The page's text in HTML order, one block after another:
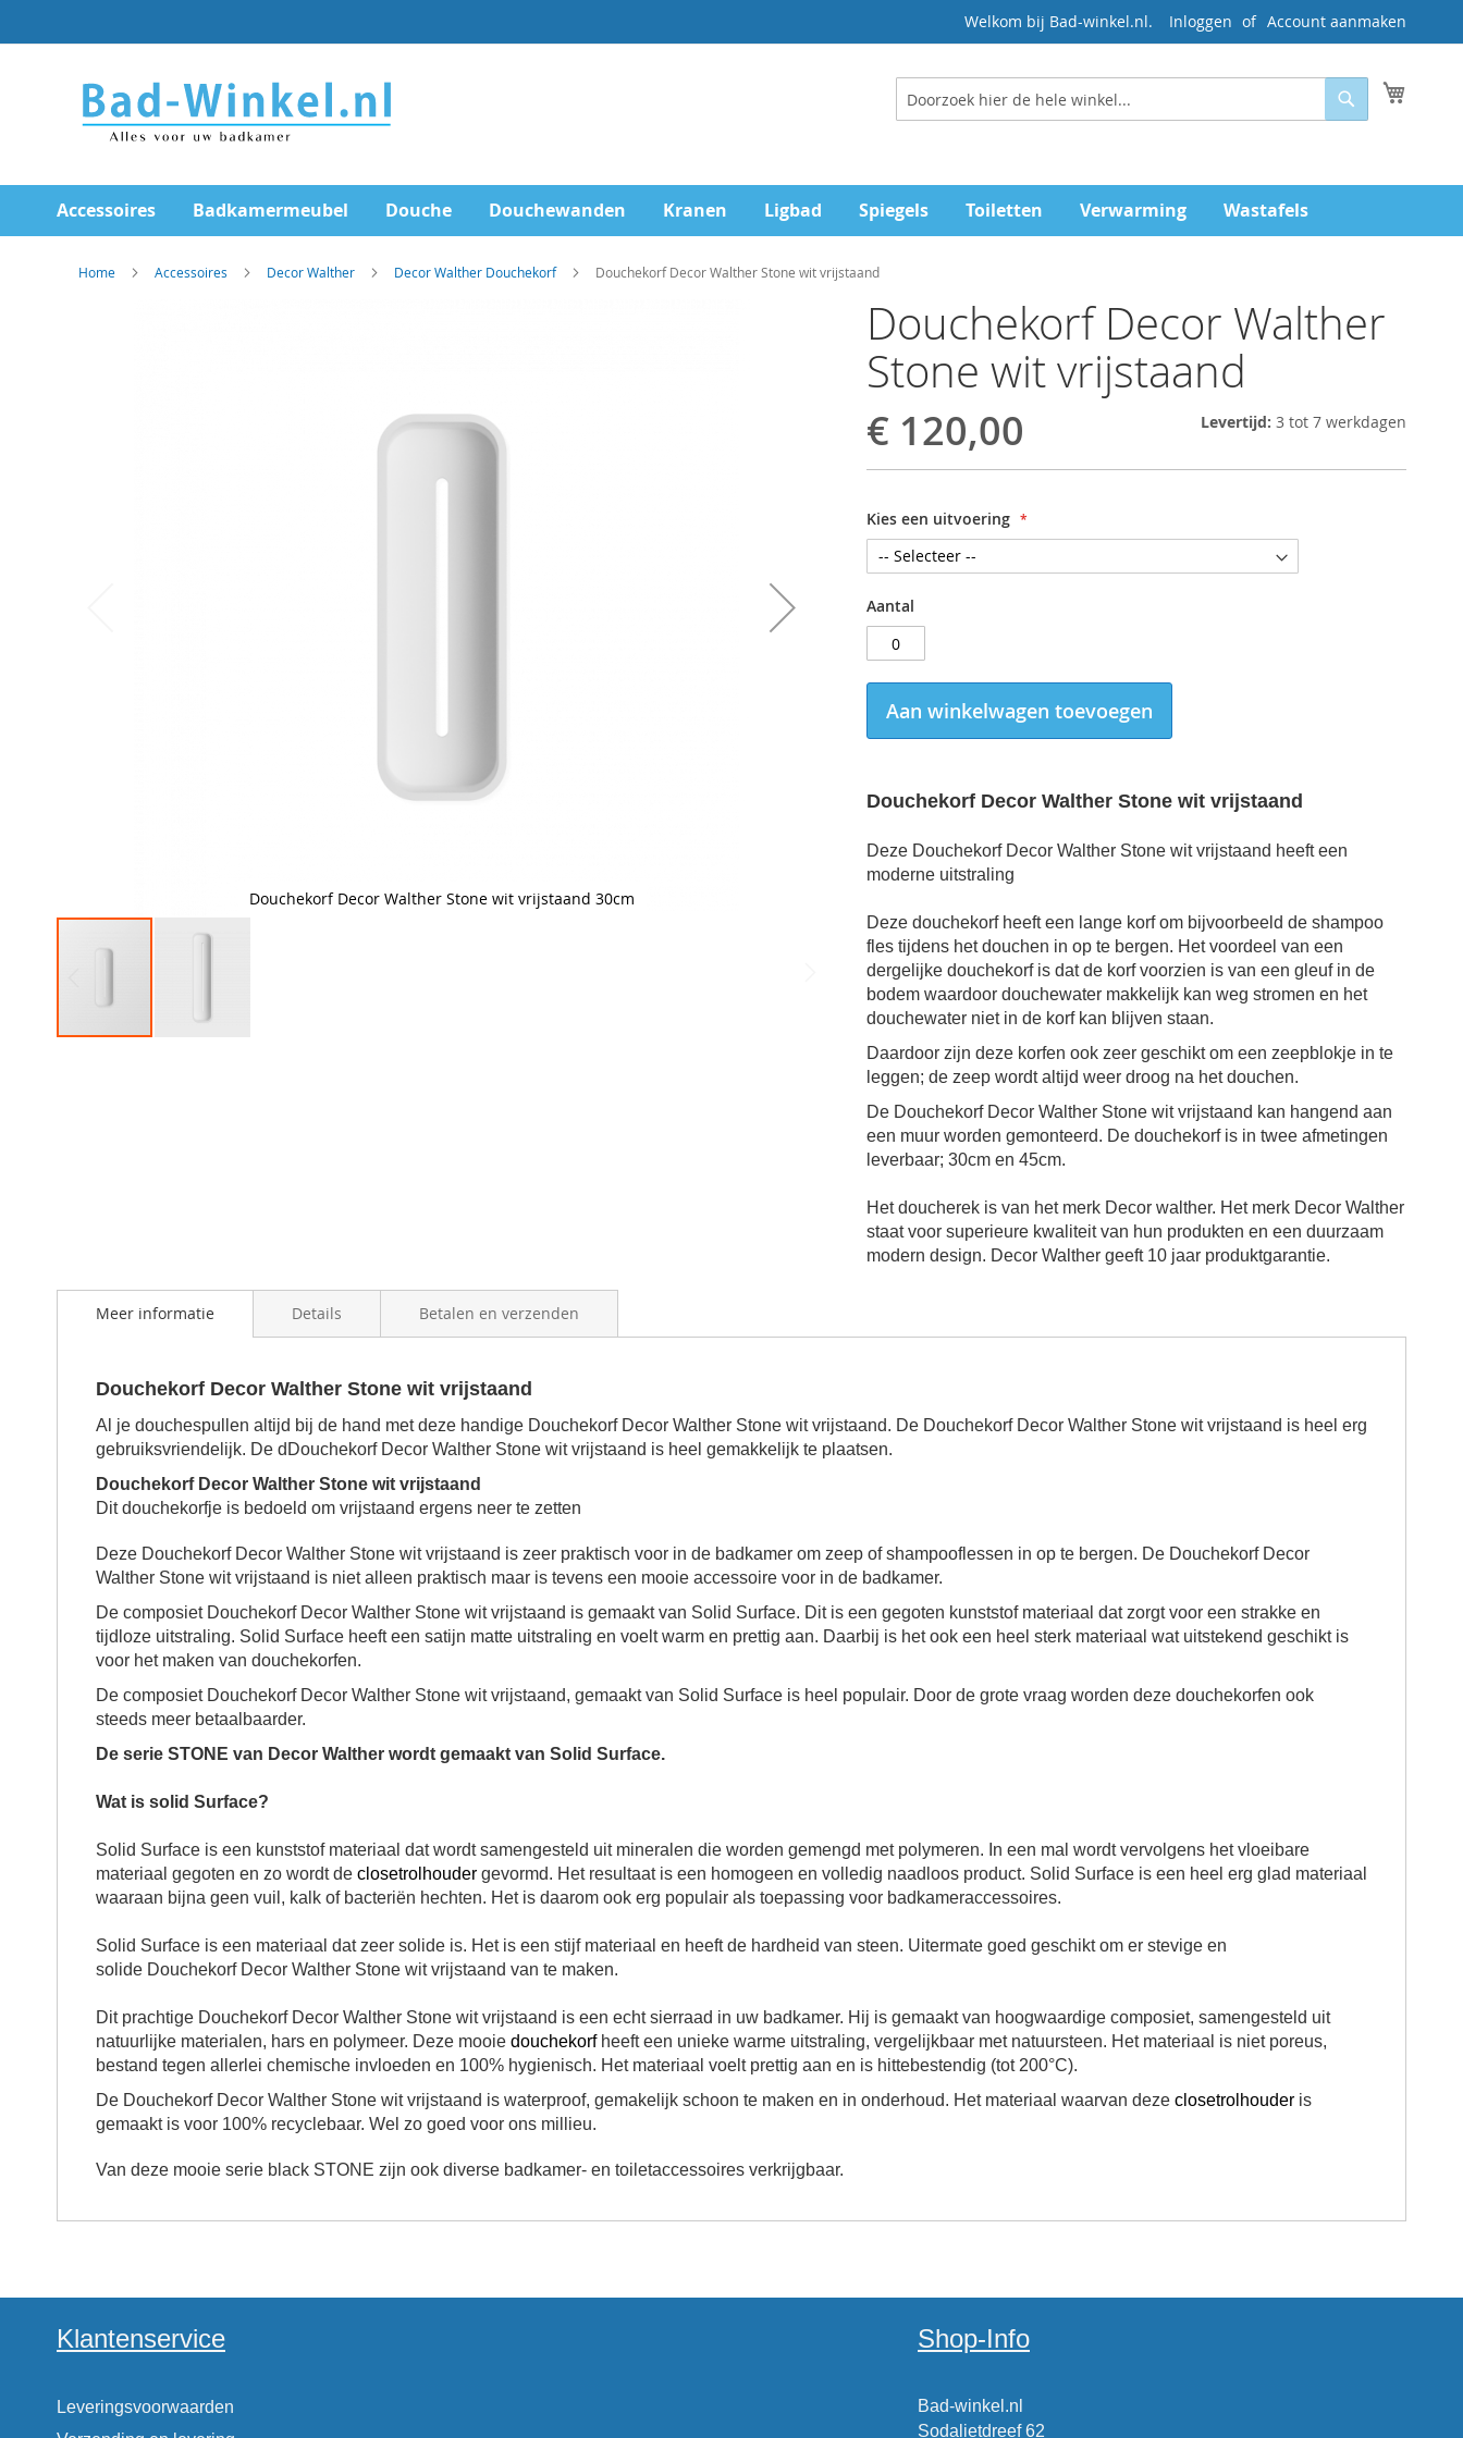
direct
naar
inhoud
Welkom bij Bad-winkel.nl. Inloggen Account aanmaken
Zoeken
Zoeken
Accessoires Badkamermeubel Douche Douchewanden Kranen Ligbad Spiegels Toiletten Verwarming Wastafels
Home Accessoires Decor Walther Decor Walther Douchekorf Douchekorf Decor Walther Stone wit vrijstaand
Douchekorf Decor Walther
Stone wit vrijstaand
€ 120,00 Levertijd: 3 tot 7 werkdagen
Kies een uitvoering
Aantal
Aan winkelwagen toevoegen
Douchekorf Decor Walther Stone wit vrijstaand
Deze Douchekorf Decor Walther Stone wit vrijstaand heeft een
moderne uitstraling
Deze douchekorf heeft een lange korf om bijvoorbeeld de shampoo
fles tijdens het douchen in op te bergen. Het voordeel van een
dergelijke douchekorf is dat de korf voorzien is van een gleuf in de
bodem waardoor douchewater makkelijk kan weg stromen en het
douchewater niet in de korf kan blijven staan.
Daardoor zijn deze korfen ook zeer geschikt om een zeepblokje in te
leggen; de zeep wordt altijd weer droog na het douchen.
De Douchekorf Decor Walther Stone wit vrijstaand kan hangend aan
een muur worden gemonteerd. De douchekorf is in twee afmetingen
leverbaar; 30cm en 45cm.
Het doucherek is van het merk Decor walther. Het merk Decor Walther
staat voor superieure kwaliteit van hun produkten en een duurzaam
modern design. Decor Walther geeft 10 jaar produktgarantie.
Douchekorf Decor Walther Stone wit vrijstaand 30cm
Meer informatie
Douchekorf Decor Walther Stone wit vrijstaand
Al je douchespullen altijd bij de hand met deze handige Douchekorf Decor Walther Stone wit vrijstaand. De Douchekorf Decor Walther Stone wit vrijstaand is heel erg
gebruiksvriendelijk. De d Douchekorf Decor Walther Stone wit vrijstaand is heel gemakkelijk te plaatsen.
Douchekorf Decor Walther Stone wit vrijstaand
Dit douchekorfje is bedoeld om vrijstaand ergens neer te zetten
Deze Douchekorf Decor Walther Stone wit vrijstaand is zeer praktisch voor in de badkamer om zeep of shampooflessen in op te bergen. De Douchekorf Decor
Walther Stone wit vrijstaand is niet alleen praktisch maar is tevens een mooie accessoire voor in de badkamer.
De composiet Douchekorf Decor Walther Stone wit vrijstaand is gemaakt van Solid Surface. Dit is een gegoten kunststof materiaal dat zorgt voor een strakke en
tijdloze uitstraling. Solid Surface heeft een satijn matte uitstraling en voelt warm en prettig aan. Daarbij is het ook een heel sterk materiaal wat uitstekend geschikt is
voor het maken van douchekorfen.
De composiet Douchekorf Decor Walther Stone wit vrijstaand, gemaakt van Solid Surface is heel populair. Door de grote vraag worden deze douchekorfen ook
steeds meer betaalbaarder.
De serie STONE van Decor Walther wordt gemaakt van Solid Surface.
Wat is solid Surface?
Solid Surface is een kunststof materiaal dat wordt samengesteld uit mineralen die worden gemengd met polymeren. In een mal wordt vervolgens het vloeibare
materiaal gegoten en zo wordt de closetrolhouder gevormd. Het resultaat is een homogeen en volledig naadloos product. Solid Surface is een heel erg glad materiaal
waaraan bijna geen vuil, kalk of bacteriën hechten. Het is daarom ook erg populair als toepassing voor badkameraccessoires.
Solid Surface is een materiaal dat zeer solide is. Het is een stijf materiaal en heeft de hardheid van steen. Uitermate goed geschikt om er stevige en
solide Douchekorf Decor Walther Stone wit vrijstaand van te maken.
Dit prachtige Douchekorf Decor Walther Stone wit vrijstaand is een echt sierraad in uw badkamer. Hij is gemaakt van hoogwaardige composiet, samengesteld uit
natuurlijke materialen, hars en polymeer. Deze mooie douchekorfheeft een unieke warme uitstraling, vergelijkbaar met natuursteen. Het materiaal is niet poreus,
bestand tegen allerlei chemische invloeden en 100% hygienisch. Het materiaal voelt prettig aan en is hittebestendig (tot 200°C).
De Douchekorf Decor Walther Stone wit vrijstaand is waterproof, gemakelijk schoon te maken en in onderhoud. Het materiaal waarvan deze closetrolhouder is
gemaakt is voor 100% recyclebaar. Wel zo goed voor ons millieu.
Van deze mooie serie black STONE zijn ook diverse badkamer- en toiletaccessoires verkrijgbaar.
Details Betalen en verzenden
Klantenservice
Leveringsvoorwaarden
Shop-Info
Bad-winkel.nl
Sodalietdreef 62